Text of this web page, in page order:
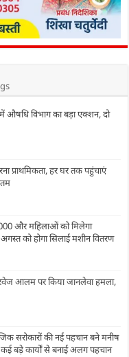
में औषधि विभाग का बड़ा एक्शन, दो
प्राथमिकता, हर घर तक पहुंचाएं
और महिलाओं को मिलेगा
को होगा सिलाई मशीन वितरण
आलम पर किया जानलेवा हमला,
सरोकारों की नई पहचान बने मनीष
बड़े कार्यों से बनाई अलग पहचान